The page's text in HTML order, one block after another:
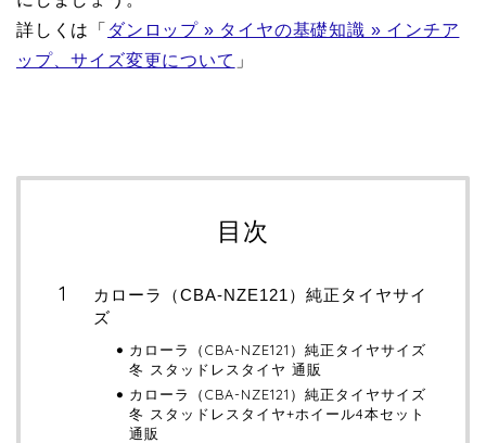
詳しくは「 ダンロップ » タイヤの基礎知識 » インチア
ップ、サイズ変更について 」
目次
カローラ（CBA-NZE121）純正タイヤサイ
ズ
カローラ（CBA-NZE121）純正タイヤサイズ
冬 スタッドレスタイヤ 通販
カローラ（CBA-NZE121）純正タイヤサイズ
冬 スタッドレスタイヤ+ホイール4本セット
通販